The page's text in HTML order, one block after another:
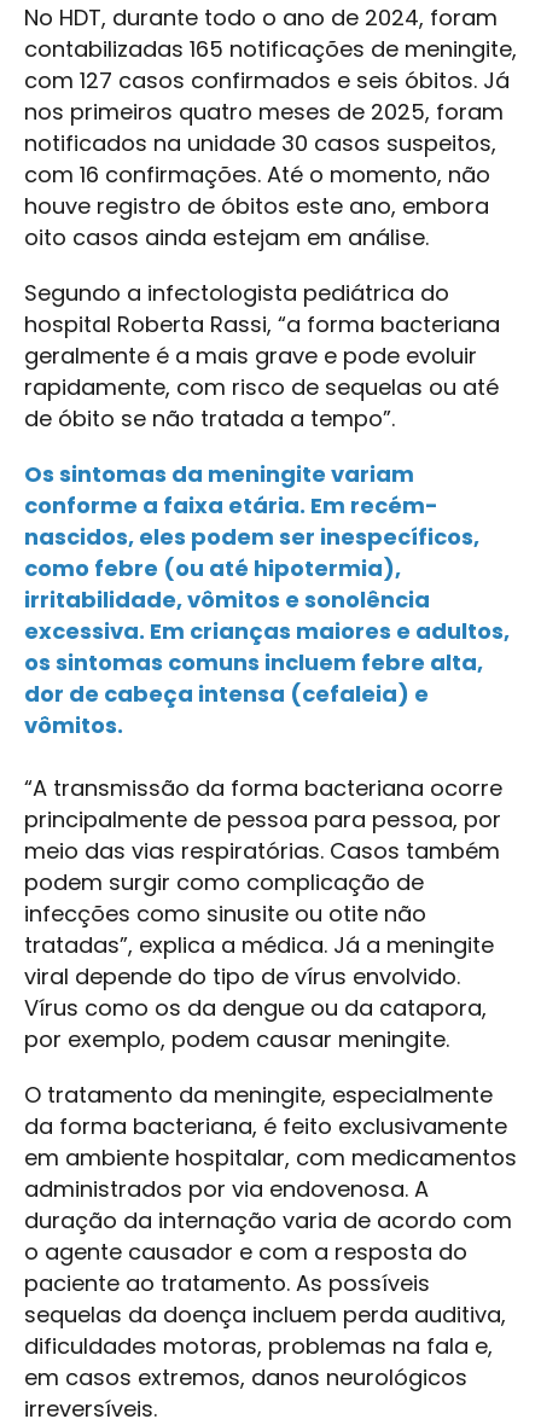
No HDT, durante todo o ano de 2024, foram
contabilizadas 165 notificações de meningite,
com 127 casos confirmados e seis óbitos. Já
nos primeiros quatro meses de 2025, foram
notificados na unidade 30 casos suspeitos,
com 16 confirmações. Até o momento, não
houve registro de óbitos este ano, embora
oito casos ainda estejam em análise.
Segundo a infectologista pediátrica do
hospital Roberta Rassi, “a forma bacteriana
geralmente é a mais grave e pode evoluir
rapidamente, com risco de sequelas ou até
de óbito se não tratada a tempo”.
Os sintomas da meningite variam
conforme a faixa etária. Em recém-
nascidos, eles podem ser inespecíficos,
como febre (ou até hipotermia),
irritabilidade, vômitos e sonolência
excessiva. Em crianças maiores e adultos,
os sintomas comuns incluem febre alta,
dor de cabeça intensa (cefaleia) e
vômitos.
“A transmissão da forma bacteriana ocorre
principalmente de pessoa para pessoa, por
meio das vias respiratórias. Casos também
podem surgir como complicação de
infecções como sinusite ou otite não
tratadas”, explica a médica. Já a meningite
viral depende do tipo de vírus envolvido.
Vírus como os da dengue ou da catapora,
por exemplo, podem causar meningite.
O tratamento da meningite, especialmente
da forma bacteriana, é feito exclusivamente
em ambiente hospitalar, com medicamentos
administrados por via endovenosa. A
duração da internação varia de acordo com
o agente causador e com a resposta do
paciente ao tratamento. As possíveis
sequelas da doença incluem perda auditiva,
dificuldades motoras, problemas na fala e,
em casos extremos, danos neurológicos
irreversíveis.